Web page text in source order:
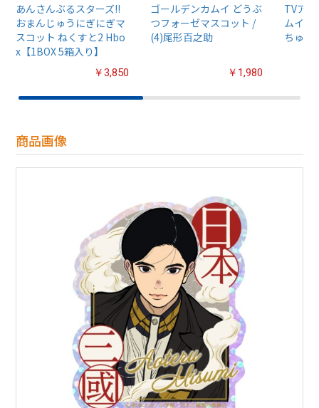
あんさんぶるスターズ!!
おまんじゅうにぎにぎマ
スコット ねくすと2 Hbo
x【1BOX 5箱入り】
￥3,850
ゴールデンカムイ どうぶ
つフォーゼマスコット /
(4)尾形百之助
￥1,980
TVア
ムイ』
ちゅる
商品画像